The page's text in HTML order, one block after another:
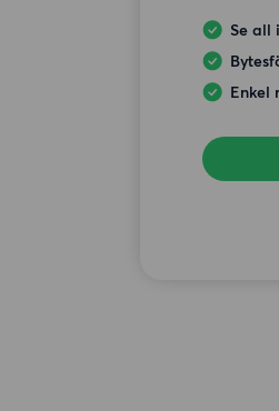
Se all
Enkel